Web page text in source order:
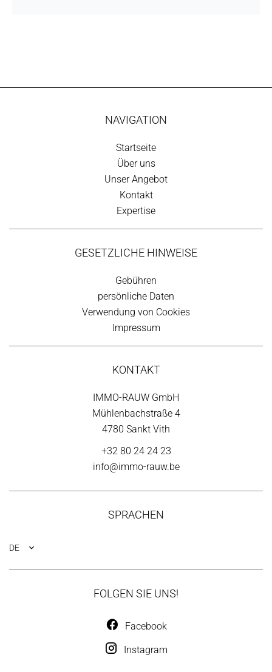
NAVIGATION
Startseite
Über uns
Unser Angebot
Kontakt
Expertise
GESETZLICHE HINWEISE
Gebühren
persönliche Daten
Verwendung von Cookies
Impressum
KONTAKT
IMMO-RAUW GmbH
Mühlenbachstraße 4
4780 Sankt Vith
+32 80 24 24 23
info@immo-rauw.be
SPRACHEN
DE
FOLGEN SIE UNS!
Facebook
Instagram